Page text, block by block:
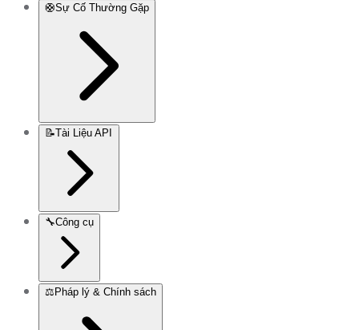
🛟Sự Cố Thường Gặp
📝Tài Liệu API
🔧Công cụ
⚖️ Pháp lý & Chính sách